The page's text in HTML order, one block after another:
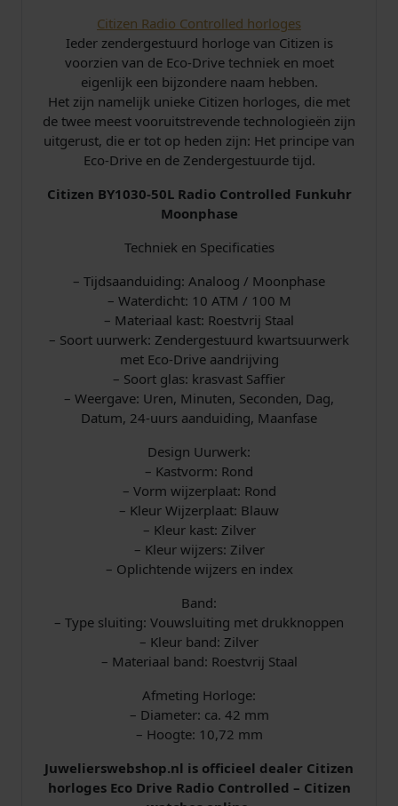
e
H
o
r
l
o
g
e
l
w
a
a
n
t
a
l
Citizen Radio Controlled horloges
Ieder zendergestuurd horloge van Citizen is
voorzien van de Eco-Drive techniek en moet
eigenlijk een bijzondere naam hebben.
Het zijn namelijk unieke Citizen horloges, die met
de twee meest vooruitstrevende technologieën zijn
uitgerust, die er tot op heden zijn: Het principe van
Eco-Drive en de Zendergestuurde tijd.
Citizen BY1030-50L Radio Controlled Funkuhr
Moonphase
Techniek en Specificaties
– Tijdsaanduiding: Analoog / Moonphase
– Waterdicht: 10 ATM / 100 M
– Materiaal kast: Roestvrij Staal
– Soort uurwerk: Zendergestuurd kwartsuurwerk
met Eco-Drive aandrijving
– Soort glas: krasvast Saffier
– Weergave: Uren, Minuten, Seconden, Dag,
Datum, 24-uurs aanduiding, Maanfase
Design Uurwerk:
– Kastvorm: Rond
– Vorm wijzerplaat: Rond
– Kleur Wijzerplaat: Blauw
– Kleur kast: Zilver
– Kleur wijzers: Zilver
– Oplichtende wijzers en index
Band:
– Type sluiting: Vouwsluiting met drukknoppen
– Kleur band: Zilver
– Materiaal band: Roestvrij Staal
Afmeting Horloge:
– Diameter: ca. 42 mm
– Hoogte: 10,72 mm
Juwelierswebshop.nl is officieel dealer Citizen
horloges Eco Drive Radio Controlled – Citizen